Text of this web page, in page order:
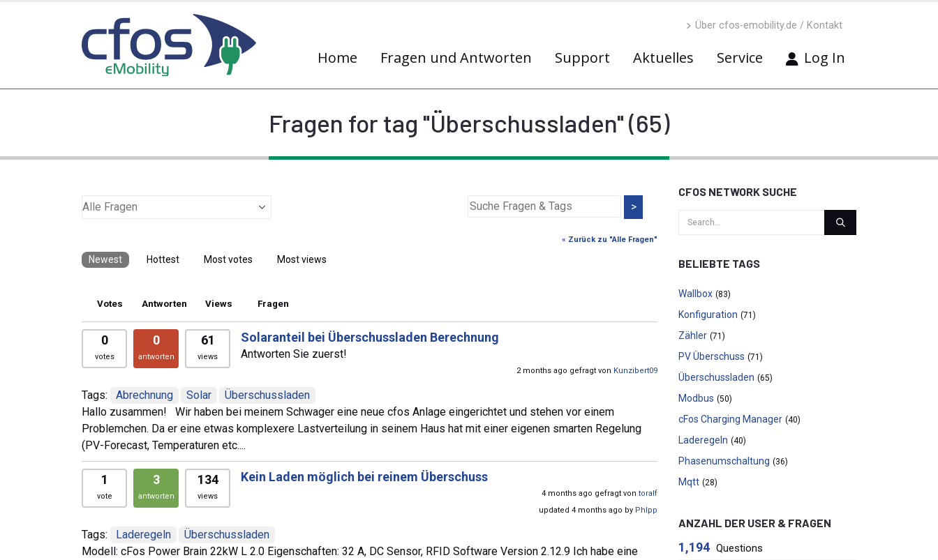
Über cfos-emobility.de / Kontakt
Home Fragen und Antworten Support Aktuelles Service Log In
Fragen for tag "Überschussladen" (65)
>
« Zurück zu "Alle Fragen"
Newest Hottest Most votes Most views
Votes Antworten Views Fragen
0
votes
0
antworten
61
views
Solaranteil bei Überschussladen Berechnung
Antworten Sie zuerst!
2 months ago gefragt von Kunzibert09
Tags: Abrechnung Solar
Überschussladen
Hallo zusammen! Wir haben bei meinem Schwager eine neue cfos Anlage eingerichtet und stehen vor einem
Problemchen. Da er eine etwas komplexere Lastverteilung in seinem Haus hat mit einer eigenen smarten Regelung
(PV-Forecast, Temperaturen etc....
1
vote
3
antworten
134
views
Kein Laden möglich bei reinem Überschuss
4 months ago gefragt von toralf
updated 4 months ago by Phlpp
Tags: Laderegeln
Überschussladen
Modell: cFos Power Brain 22kW L 2.0 Eigenschaften: 32 A, DC Sensor, RFID Software Version 2.12.9 Ich habe eine
CFOS NETWORK SUCHE
BELIEBTE TAGS
Wallbox (83)
Konfiguration (71)
Zähler (71)
PV Überschuss (71)
Überschussladen (65)
Modbus (50)
cFos Charging Manager (40)
Laderegeln (40)
Phasenumschaltung (36)
Mqtt (28)
ANZAHL DER USER & FRAGEN
1,194 Questions